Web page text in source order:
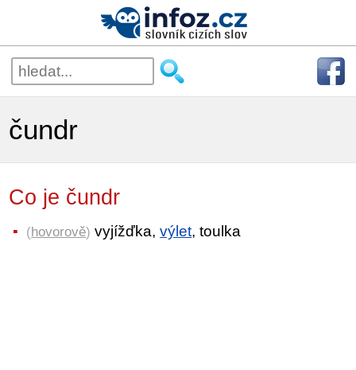
čundr
Co je čundr
(hovorově) vyjížďka,výlet, toulka